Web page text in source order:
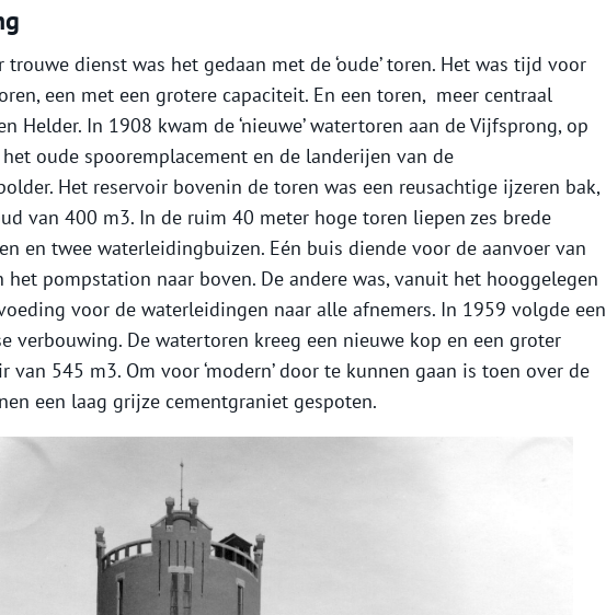
dienst was het gedaan met de ‘oude’ toren. Het was tijd voor
een met een grotere capaciteit. En een toren, meer centraal
Helder. In 1908 kwam de ‘nieuwe’ watertoren aan de Vijfsprong, op
oude spooremplacement en de landerijen van de
Het reservoir bovenin de toren was een reusachtige ijzeren bak,
van 400 m3. In de ruim 40 meter hoge toren liepen zes brede
en twee waterleidingbuizen. Eén buis diende voor de aanvoer van
het pompstation naar boven. De andere was, vanuit het hooggelegen
voor de waterleidingen naar alle afnemers. In 1959 volgde een
verbouwing. De watertoren kreeg een nieuwe kop en een groter
van 545 m3. Om voor ‘modern’ door te kunnen gaan is toen over de
een laag grijze cementgraniet gespoten.